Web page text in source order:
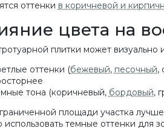
оттенки в коричневой и
цвета на
плитки может визуально
оттенки (бежевый, песочный,
тона (коричневый, бордовый,
площади участка лучше
темные оттенки для